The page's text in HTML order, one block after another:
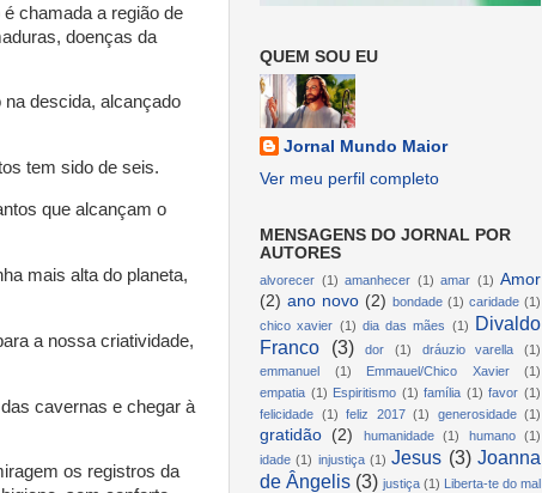
chamada a região de
doenças da
descida, alcançado
tem sido de seis.
que alcançam o
mais alta do planeta,
a nossa criatividade,
cavernas e chegar à
os registros da
QUEM SOU EU
Jornal Mundo Maior
Ver meu perfil completo
MENSAGENS DO JORNAL POR
AUTORES
alvorecer (1) amanhecer (1) amar (1) Amor
(2) ano novo (2) bondade (1) caridade (1)
chico xavier (1) dia das mães (1) Divaldo
Franco
(3) dor (1) dráuzio varella
(1)
emmanuel
(1) Emmauel/Chico Xavier
(1)
empatia (1) Espiritismo (1) família (1) favor (1)
felicidade (1) feliz 2017 (1) generosidade (1)
gratidão (2) humanidade (1) humano
(1)
idade (1) injustiça (1) Jesus (3) Joanna
de Ângelis (3) justiça (1)
Liberta-te do mal